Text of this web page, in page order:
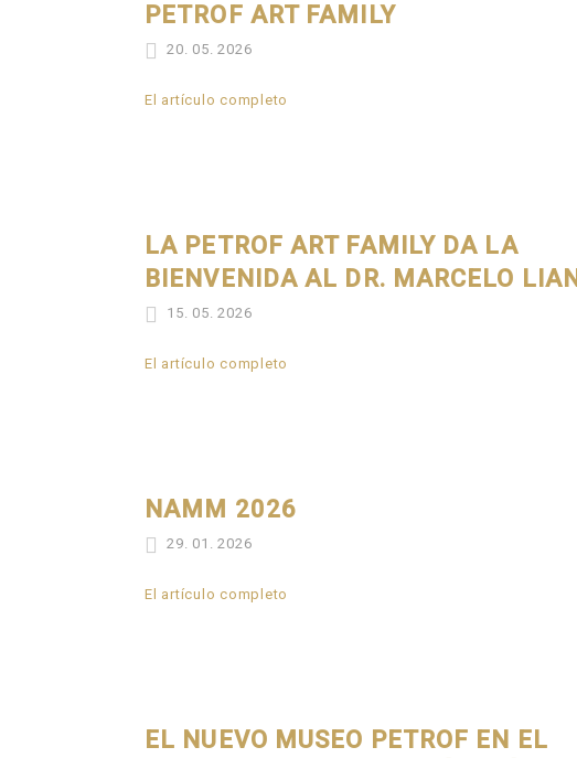
PETROF ART FAMILY
20. 05. 2026
El artículo completo
LA PETROF ART FAMILY DA LA
BIENVENIDA AL DR. MARCELO LIAN
15. 05. 2026
El artículo completo
NAMM 2026
29. 01. 2026
El artículo completo
EL NUEVO MUSEO PETROF EN EL